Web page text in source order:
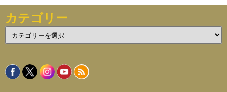
カテゴリー
テ
リ
ー